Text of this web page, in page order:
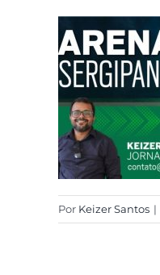
Por Keizer Santos |